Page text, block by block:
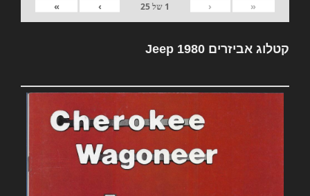
«
‹
1 של25
›
»
קטלוג אביזרים Jeep 1980